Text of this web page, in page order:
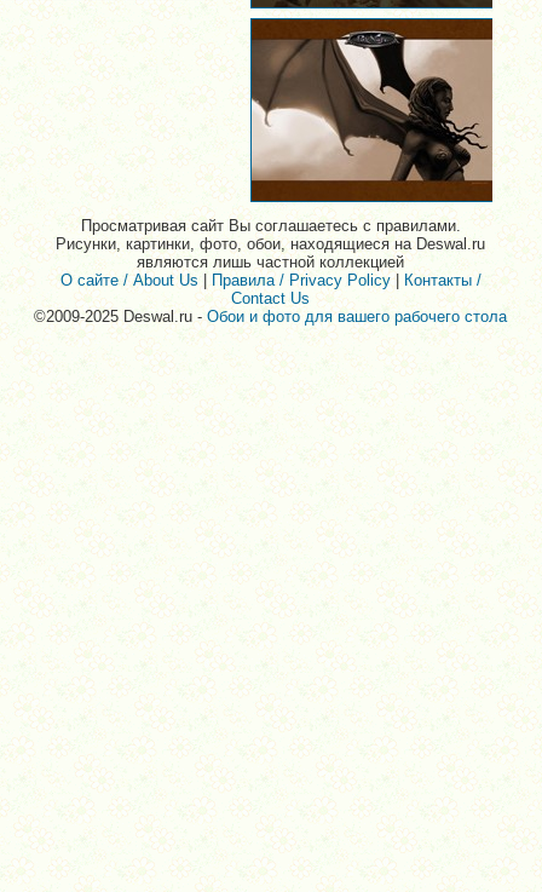
Просматривая сайт Вы соглашаетесь с правилами.
Рисунки, картинки, фото, обои, находящиеся на Deswal.ru
являются лишь частной коллекцией
О сайте / About Us
Правила / Privacy Policy| Контакты /
Contact Us
©2009-2025 Deswal.ru -Обои и фото для вашего рабочего стола